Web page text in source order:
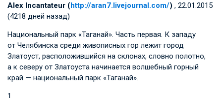
Alex Incantateur (http://aran7.livejournal.com/) , 22.01.2015
(4218 дней назад)
Национальный парк «Таганай». Часть первая. К западу
от Челябинска среди живописных гор лежит город
Златоуст, расположившийся на склонах, словно полотно,
а к северу от Златоуста начинается волшебный горный
край — национальный парк «Таганай».
1